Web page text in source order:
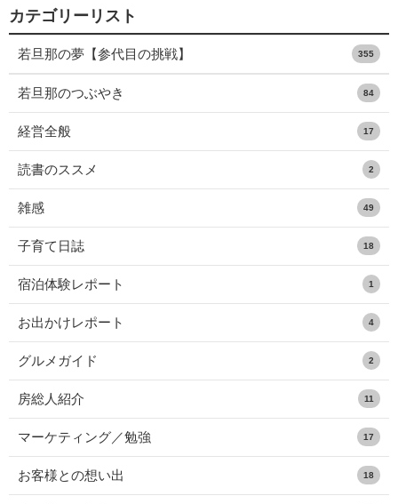
カテゴリーリスト
若旦那の夢【参代目の挑戦】 355
若旦那のつぶやき 84
経営全般 17
読書のススメ 2
雑感 49
子育て日誌 18
宿泊体験レポート 1
お出かけレポート 4
グルメガイド 2
房総人紹介 11
マーケティング／勉強 17
お客様との想い出 18